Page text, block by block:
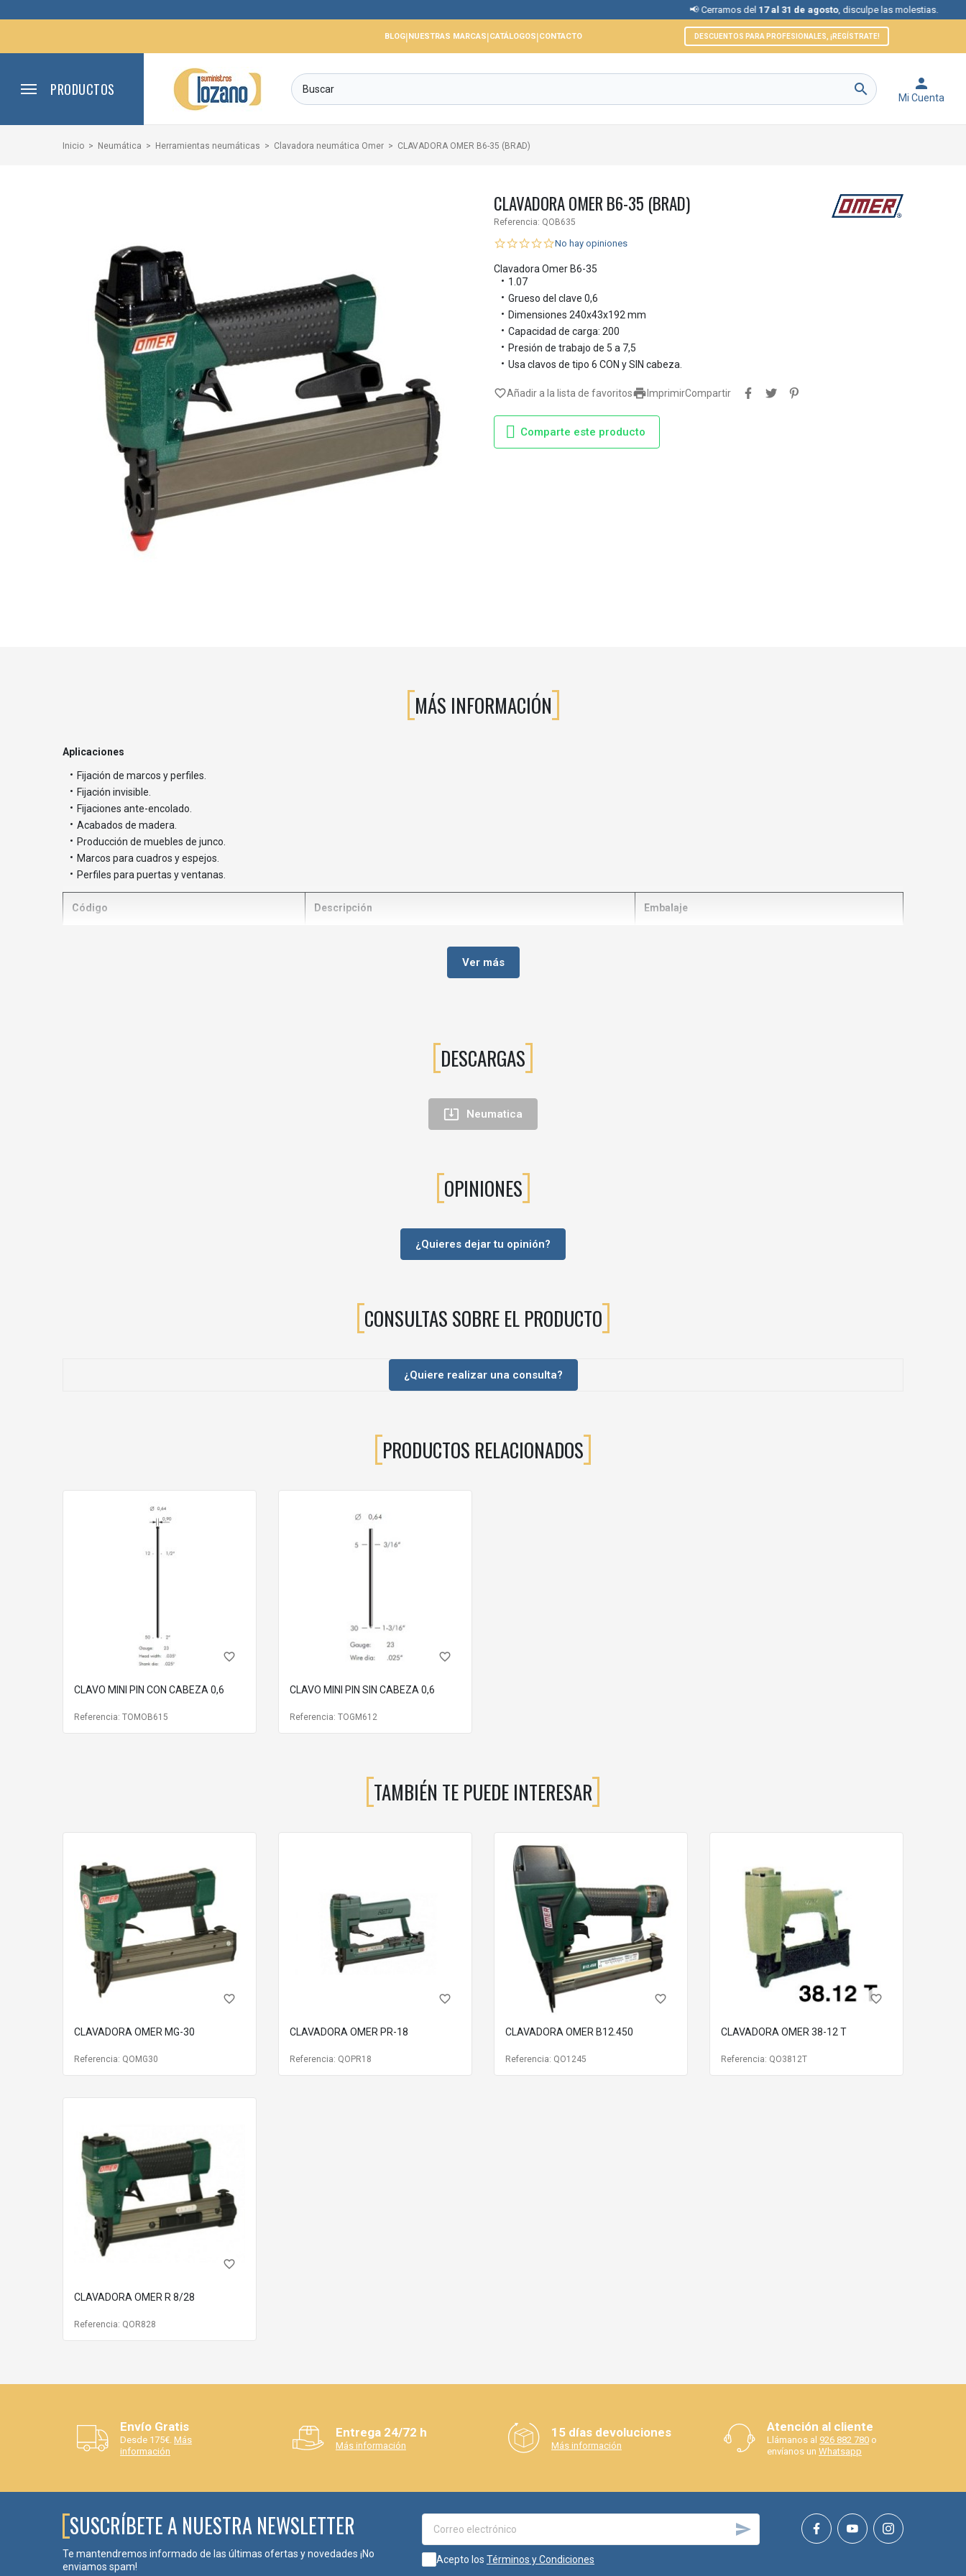
📢 Cerramos del17 al 31 de agosto , disculpe las molestias.
BLOG|NUESTRAS MARCAS|CATÁLOGOS|CONTACTO DESCUENTOS PARA PROFESIONALES, ¡REGÍSTRATE!
PRODUCTOS  
Mi Cuenta
Inicio Neumática Herramientas neumáticas Clavadora neumática Omer CLAVADORA OMER B6-35 (BRAD)
CLAVADORA OMER B6-35 (BRAD)
Referencia: QOB635
No hay opiniones
Clavadora Omer B6-35
1.07
Grueso del clave 0,6
Dimensiones 240x43x192 mm
Capacidad de carga: 200
Presión de trabajo de 5 a 7,5
Usa clavos de tipo 6 CON y SIN cabeza.
 Imprimir
favorite_borderAñadir a la lista de favoritos Compartir
Comparte este producto
MÁS INFORMACIÓN
Aplicaciones
Fijación de marcos y perfiles.
Fijación invisible.
Fijaciones ante-encolado.
Acabados de madera.
Producción de muebles de junco.
Marcos para cuadros y espejos.
Perfiles para puertas y ventanas.
Código Descripción Embalaje
Ver más
DESCARGAS
 Neumatica
OPINIONES
¿Quieres dejar tu opinión?
CONSULTAS SOBRE EL PRODUCTO
¿Quiere realizar una consulta?
PRODUCTOS RELACIONADOS
favorite_border
CLAVO MINI PIN CON CABEZA 0,6
Referencia: TOMOB615
favorite_border
CLAVO MINI PIN SIN CABEZA 0,6
Referencia: TOGM612
TAMBIÉN TE PUEDE INTERESAR
favorite_border
CLAVADORA OMER MG-30
Referencia: QOMG30
favorite_border
CLAVADORA OMER PR-18
Referencia: QOPR18
favorite_border
CLAVADORA OMER B12.450
Referencia: QO1245
favorite_border
CLAVADORA OMER 38-12 T
Referencia: QO3812T
favorite_border
CLAVADORA OMER R 8/28
Referencia: QOR828
Envío Gratis
Desde 175€. Más
información
Entrega 24/72 h
Más información
15 días devoluciones
Más información
Atención al cliente
Llámanos al 926 882 780 o
envíanos un Whatsapp
SUSCRÍBETE A NUESTRA NEWSLETTER
Te mantendremos informado de las últimas ofertas y novedades ¡No
enviamos spam!

Acepto los Términos y Condiciones